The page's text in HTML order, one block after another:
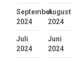
September
2024
August
2024
Juli
2024
Juni
2024